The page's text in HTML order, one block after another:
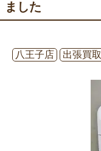
ました
八王子店
出張買取